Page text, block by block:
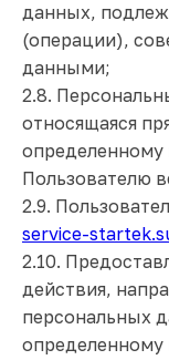
данных,
(операции),
данными;
2.8.
относящаяся
Пользователю
2.9.
service-
2.10.
действия,
персональных
определенному